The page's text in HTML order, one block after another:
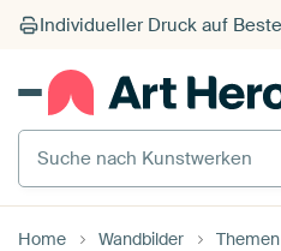
Suche nach Kunstwerken
Home Wandbilder Themen